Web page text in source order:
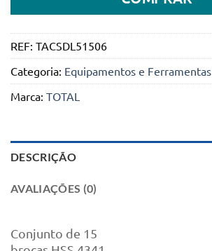
REF: TACSDL51506
Categoria: Equipamentos e Ferramentas
Marca: TOTAL
DESCRIÇÃO
AVALIAÇÕES (0)
Conjunto de 15